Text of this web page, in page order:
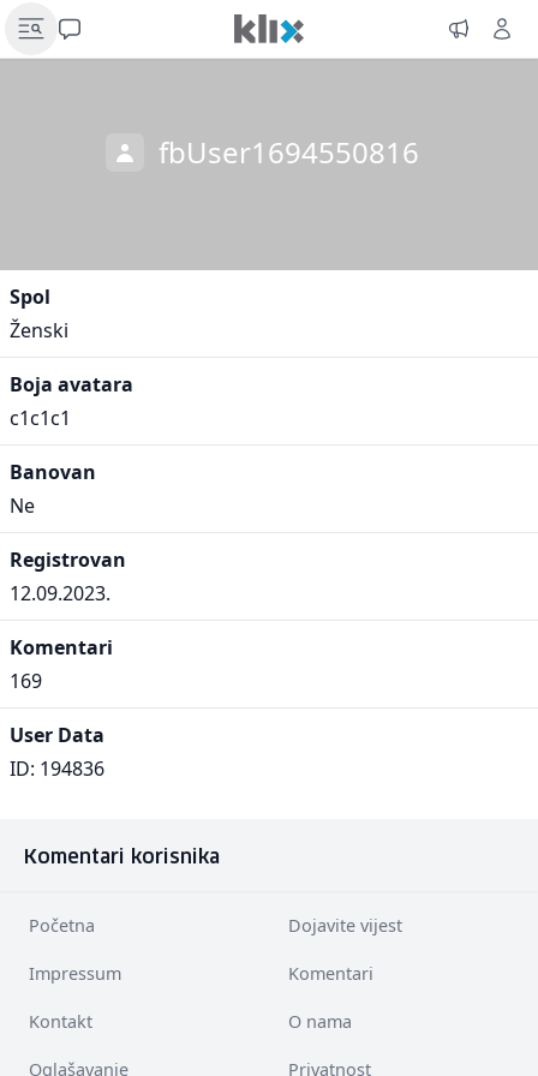
fbUser1694550816
Spol
Ženski
Boja avatara
c1c1c1
Banovan
Ne
Registrovan
12.09.2023.
Komentari
169
User Data
ID: 194836
Komentari korisnika
Početna Dojavite vijest
Impressum Komentari
Kontakt O nama
Oglašavanje Privatnost